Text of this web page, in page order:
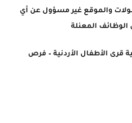
والموقع غير مسؤول عن أي
المعنلة
الأطفال الأردنية – فرص